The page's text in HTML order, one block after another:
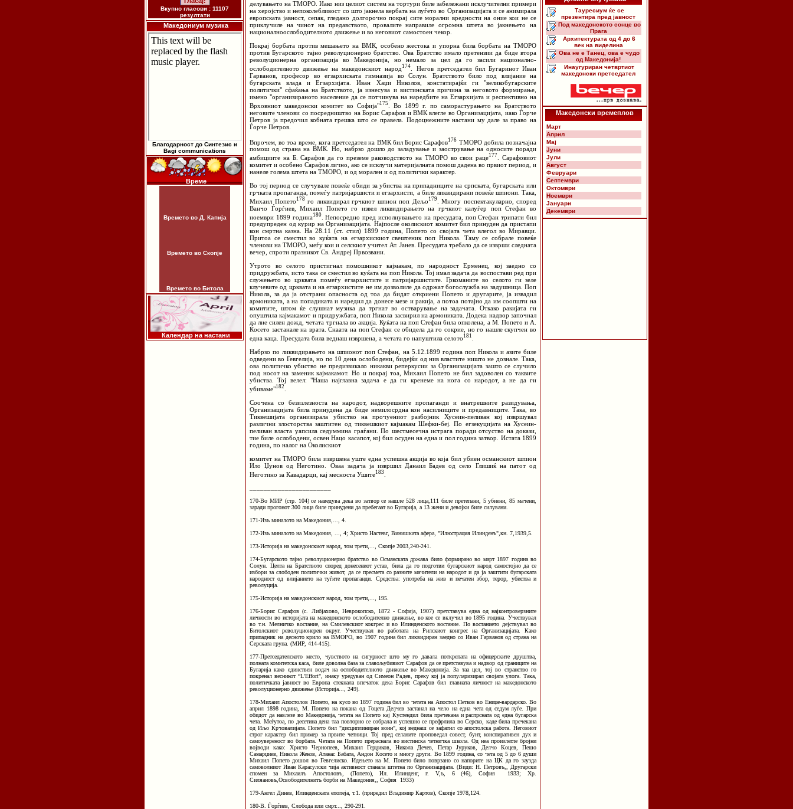
Вкупно гласови : 11107
резултати
Македониум музика
Благодарност до Синтезис и
Bagi communications
Време
Времето во Д. Капија
Времето во Скопје
Времето во Битола
Календар на настани
делувањето на ТМОРО. Иако низ целиот систем на тортури биле забележани исклучителни примери
на херојство и непоколебливост со што јакнела вербата на луѓето во Организацијата и се анимирала
европската јавност, сепак, гледано долгорочно покрај сите морални вредности на оние кои не се
приклучиле на чинот на предавството, провалите направиле огромна штета во јакнењето на
националноослободителното движење и во неговиот самостоен чекор.
Покрај борбата против мешањето на ВМК, особено жестока и упорна била борбата на ТМОРО
против Бугарското тајно револуционерно братство. Ова Братство имало претензии да биде втора
револуционерна организација во Македонија, но немало за цел да го засили национално-
ослободителното движење на македонскиот народ 174
. Негов претседател бил Бугаринот Иван
Гарванов, професор во егзархиската гимназија во Солун. Братството било под влијание на
бугарската влада и Егзархијата. Иван Хаџи Николов, констатирајќи ги "великобугарските
политички" сфаќања на Братството, ја изнесува и вистинската причина за неговото формирање,
имено "организираното население да се потчинува на наредбите на Егзархијата и респективно на
Врховниот македонски комитет во Софија"175
. Во 1899 г. по саморастурањето на Братството
неговите членови со посредништво на Борис Сарафов и ВМК влегле во Организацијата, иако Ѓорче
Петров ја предочил кобната грешка што се правела. Подоцнежните настани му дале за право на
Ѓорче Петров.
Впрочем, во тоа време, кога претседател на ВМК бил Борис Сарафов176 ТМОРО добила позначајна
помош од страна на ВМК. Но, набрзо дошло до заладување и заострување на односите поради
амбициите на Б. Сарафов да го преземе раководството на ТМОРО во свои раце177
. Сарафовиот
комитет и особено Сарафов лично, ако се исклучи материјалната помош дадена во првиот период, и
нанеле голема штета на ТМОРО, и од морален и од политички карактер.
Во тој период се случувале повеќе обиди за убиства на припадниците на српската, бугарската или
грчката пропаганда, помеѓу патријаршисти и егзархисти, а биле ликвидирани повеќе шпиони. Така,
Михаил Попето 178 го ликвидирал грчкиот шпион поп Дељо 179. Многу поспектакуларно, според
Ванчо Ѓорѓиев, Михаил Попето го извел ликвидирањето на грчкиот калуѓер поп Стефан во
ноември 1899 година180. Непосредно пред исполнувањето на пресудата, поп Стефан трипати бил
предупреден од курир на Организацијата. Најпосле околискиот комитет бил принуден да пристапи
кон смртна казна. На 28.11 (ст. стил) 1899 година, Попето со својата чета влегол во Миравци.
Притоа се сместил во куќата на егзархискиот свештеник поп Никола. Таму се собрале повеќе
членови на ТМОРО, меѓу кои и селскиот учител Ат. Јанев. Пресудата требало да се изврши следната
вечер, спроти празникот Св. Андреј Првозвани.
Утрото во селото пристигнал помошникот кајмакам, по народност Ерменец, кој заедно со
придружбата, исто така се сместил во куќата на поп Никола. Тој имал задача да воспостави ред при
служењето во црквата помеѓу егзархистите и патријаршистите. Гркоманите во селото ги зеле
клучевите од црквата и на егзархистите не им дозволиле да одржат богослужба на задушница. Поп
Никола, за да ја отстрани опасноста од тоа да бидат откриени Попето и другарите, ја извадил
армониката, а на попадиката и наредил да донесе мезе и ракија, а потоа потајно да им соопшти на
комитите, штом ќе слушнат музика да тргнат во остварување на задачата. Откако ракијата ги
опуштила кајмакамот и придружбата, поп Никола засвирил на армониката. Додека надвор започнал
да лие силен дожд, четата тргнала во акција. Куќата на поп Стефан била опколена, а М. Попето и А.
Ќосето застанале на врата. Снаата на поп Стефан се обидела да го сокрие, но го нашле скупчен во
една каца. Пресудата била веднаш извршена, а четата го напуштила селото 181
Набрзо по ликвидирањето на шпионот поп Стефан, на 5.12.1899 година поп Никола и азите биле
одведени во Гевгелија, но по 10 дена ослободени, бидејќи од нив властите ништо не дознале. Така,
ова политичко убиство не предизвикало никакви реперкусии за Организацијата зашто се случило
под носот на заменик кајмакамот. Но и покрај тоа, Михаил Попето не бил задоволен со таквите
убиства. Тој велел: "Наша најглавна задача е да ги кренеме на нога со народот, а не да ги
убиваме"182
Соочена со безизлезноста на народот, надворешните пропаганди и внатрешните разидувања,
Организацијата била принудена да биде немилосрдна кон насилниците и предавниците. Така, во
Тиквешијата организирала убиство на прочуениот разбојник Хусеин-пеливан кој извршувал
различни злосторства заштитен од тиквешкиот кајмакам Шефки-беј. По егзекуцијата на Хусеин-
пеливан власта уапсила седуммина граѓани. По шестмесечна истрага поради отсуство на докази,
тие биле ослободени, освен Нацо касапот, кој бил осуден на една и пол година затвор. Истата 1899
година, по налог на Околискиот
комитет на ТМОРО била извршена уште една успешна акција во која бил убиен османскиот шпион
Ило Џунов од Неготино. Оваа задача ја извршил Данаил Бадев од село Глишиќ на патот од
Неготино за Кавадарци, кај месноста Ушите183
170-Во МИР (стр. 104) се наведува дека во затвор се нашле 528 лица,111 биле претепани, 5 убиени, 85 мачени,
заради прогонот 300 лица биле принудени да пребегаат во Бугарија, а 13 жени и девојки биле силувани.
171-Изъ миналото на Македония,..., 4.
172-Изъ миналото на Македония, ..., 4; Христо Настевг, Винишката афера, "Илюстрация Илинденъ",кн. 7,1939,5.
173-Историја на македонскиот народ, том трети,..., Скопје 2003,240-241.
174-Бугарското тајно револуционерно братство во Османската држава било формирано во март 1897 година во
Солун. Целта на Братството според донесениот устав, била да го подготви бугарскиот народ самостојно да се
избори за слободен политички живот, да се пресмета со разните мачители на народот и да ја заштити бугарската
народност од влијанието на туѓите пропаганди. Средства: употреба на жив и печатен збор, терор, убиства и
револуција.
175-Историја на македонскиот народ, том трети,..., 195.
176-Борис Сарафов (с. Либјахово, Неврокопско, 1872 - Софија, 1907) претставува една од најконтроверзните
личности во историјата на македонското ослободително движење, во кое се вклучил во 1895 година. Учествувал
во т.н. Мелничко востание, на Смилевскиот кокгрес и во Илинденското востание. По востанието дејствувал во
Битолскиот револуционерен округ. Учествувал во работата на Рилскиот конгрес на Организацијата. Како
припадник на десното крило на ВМОРО, во 1907 година бил ликвидиран заедно со Иван Гарванов од страна на
Серската група. (МИР, 414-415).
177-Претседателското место, чувството на сигурност што му го давала поткрепата на офицерските друштва,
полната комитетска каса, биле доволна база за славољубивиот Сарафов да се претставува и надвор од границите на
Бугарија како единствен водач на ослободителното движење во Македонија. За таа цел, тој во странство го
покренал весникот “L'Effort", инаку уредуван од Симеон Радев, преку кој ја популаризирал својата улога. Така,
политичката јавност во Европа стекнала впечаток дека Борис Сарафов бил главната личност на македонското
револуционерно движење (Историја..., 249).
178-Михаил Апостолов Попето, на кусо во 1897 година бил во четата на Апостол Петков во Ениџе-вардарско. Во
април 1898 година, М. Попето на покана од Гоцета Делчев застанал на чело на една чета од седум луѓе. При
обидот да навлезе во Македонија, четата на Попето кај Ќустендил била пречекана и распрсната од една бугарска
чета. Меѓутоа, по десетина дена таа повторно се собрала и успешно се префрлила во Серско, каде била пречекана
од Иљо Крчовалијата. Попето бил "дисциплиниран воин", кој веднаш се зафатил со апостолска работа. Неговиот
строг карактер бил пример за првите четници. Тој пред селаните проповедал совест, бунт, конспиративен дух и
самоувереност во борбата. Четата на Попето прераснала во вистинска четничка школа. Од неа произлегле бројни
војводи како: Христо Чернопеев, Михаил Герџиков, Никола Дечев, Петар Јуруков, Делчо Коцев, Пешо
Самарџиев, Никола Жеков, Атанас Бабата, Андон Ќосето и многу други. Во 1899 година, со чета од 5 до 6 души
Михаил Попето дошол во Гевгелиско. Идењето на М. Попето било поврзано со напорите на ЦК да го заузда
самоволниот Иван Карасулски чија активност станала штетна по Организацијата. (Види: Н. Петровъ,, Другарски
спомен за Михаилъ Апостоловъ, (Попето), Ил. Илинденг, г. V,ъ, 6 (46), София 1933; Хр.
Силяановъ,Освободителнитъ борби на Македония,, София 1933)
179-Ангел Динев, Илинденската епопеја, т.1. (приредил Владимир Картов), Скопје 1978,124.
180-В. Ѓорѓиев, Слобода или смрт..., 290-291.
Тауресиум ќе се
презентира пред јавност
Под македонското сонце во
Прага
Архитектурата од 4 до 6
век на виделина
Ова не е Танец, ова е чудо
од Македонија!
Инаугуриран четвртиот
македонски претседател
Македонски времеплов
Март
Април
Мај
Јуни
Јули
Август
Февруари
Септември
Октомври
Ноември
Јануари
Декември